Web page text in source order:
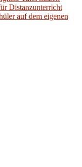
Distanzunterricht
auf dem eigenen